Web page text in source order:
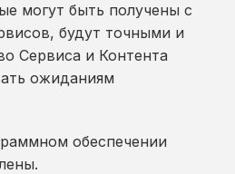
могут быть получены с
будут точными и
Сервиса и Контента
ожиданиям
обеспечении